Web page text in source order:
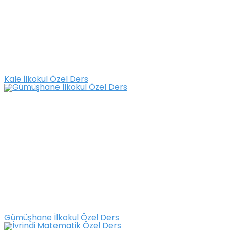
Kale İlkokul Özel Ders
Gümüşhane İlkokul Özel Ders